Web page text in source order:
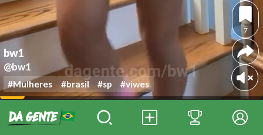
bw1
@bw1
#Mulheres #brasil #sp #viwes
7